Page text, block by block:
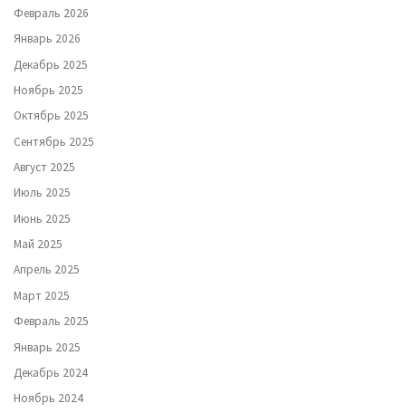
Февраль 2026
Январь 2026
Декабрь 2025
Ноябрь 2025
Октябрь 2025
Сентябрь 2025
Август 2025
Июль 2025
Июнь 2025
Май 2025
Апрель 2025
Март 2025
Февраль 2025
Январь 2025
Декабрь 2024
Ноябрь 2024